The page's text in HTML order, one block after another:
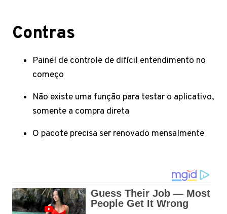
Contras
Painel de controle de difícil entendimento no
começo
Não existe uma função para testar o aplicativo,
somente a compra direta
O pacote precisa ser renovado mensalmente